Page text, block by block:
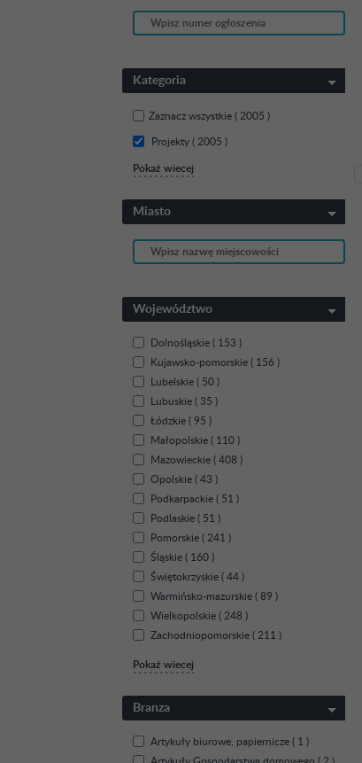
Kategoria
Zaznacz wszystkie ( 2005 )
Projekty ( 2005 )
Pokaż wiecej
Miasto
Województwo
Dolnośląskie ( 153 )
Kujawsko-pomorskie ( 156 )
Lubelskie ( 50 )
Lubuskie ( 35 )
Łódzkie ( 95 )
Małopolskie ( 110 )
Mazowieckie ( 408 )
Opolskie ( 43 )
Podkarpackie ( 51 )
Podlaskie ( 51 )
Pomorskie ( 241 )
Śląskie ( 160 )
Świętokrzyskie ( 44 )
Warmińsko-mazurskie ( 89 )
Wielkopolskie ( 248 )
Zachodniopomorskie ( 211 )
Pokaż wiecej
Branza
Artykuły biurowe, papiernicze ( 1 )